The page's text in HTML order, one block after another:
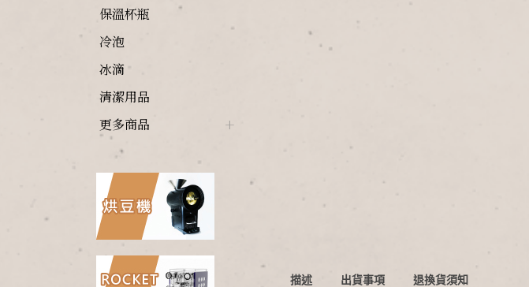
描述 出貨事項 退換貨須知
保溫杯瓶
冷泡
冰滴
清潔用品
更多商品